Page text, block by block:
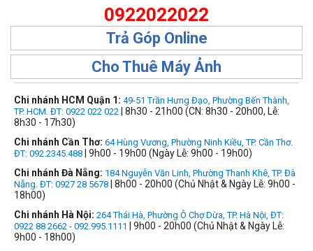
0922022022
Trả Góp Online
Cho Thuê Máy Ảnh
Chi nhánh HCM Quận 1: 49-51 Trần Hưng Đạo, Phường Bến Thành,
TP. HCM. ĐT: 0922 022 022 | 8h30 - 21h00 (CN: 8h30 - 20h00, Lễ:
8h30 - 17h30)
Chi nhánh Cần Thơ: 64 Hùng Vương, Phường Ninh Kiều, TP. Cần Thơ.
ĐT: 092.2345.488 | 9h00 - 19h00 (Ngày Lễ: 9h00 - 19h00)
Chi nhánh Đà Nẵng: 184 Nguyễn Văn Linh, Phường Thanh Khê, TP. Đà
Nẵng. ĐT: 0927 28 5678 | 8h00 - 20h00 (Chủ Nhật & Ngày Lễ: 9h00 -
18h00)
Chi nhánh Hà Nội: 264 Thái Hà, Phường Ô Chợ Dừa, TP. Hà Nội, ĐT:
0922 88 2662 - 092.995.1111
| 9h00 - 20h00 (Chủ Nhật & Ngày Lễ:
9h00 - 18h00)